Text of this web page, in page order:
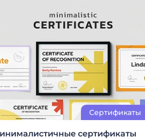
сертификаты